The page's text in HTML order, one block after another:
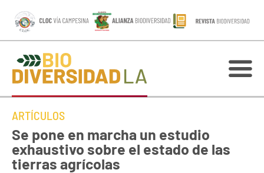
ARTÍCULOS
Se pone en marcha un estudio
exhaustivo sobre el estado de las
tierras agrícolas